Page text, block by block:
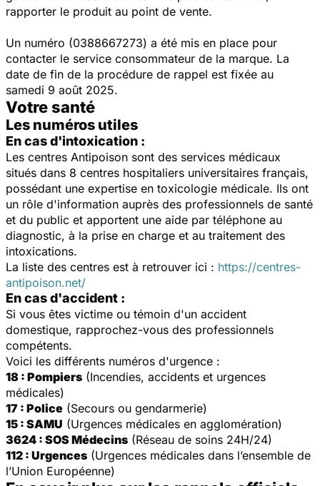
rapporter le produit au point de vente.
Un numéro (0388667273) a été mis en place pour
contacter le service consommateur de la marque. La
date de fin de la procédure de rappel est fixée au
samedi 9 août 2025.
Votre santé
Les numéros utiles
En cas d'intoxication :
Les centres Antipoison sont des services médicaux
situés dans 8 centres hospitaliers universitaires français,
possédant une expertise en toxicologie médicale. Ils ont
un rôle d'information auprès des professionnels de santé
et du public et apportent une aide par téléphone au
diagnostic, à la prise en charge et au traitement des
intoxications.
La liste des centres est à retrouver ici : https://centres-
antipoison.net/
En cas d'accident :
Si vous êtes victime ou témoin d'un accident
domestique, rapprochez-vous des professionnels
compétents.
Voici les différents numéros d'urgence :
18 : Pompiers (Incendies, accidents et urgences
médicales)
17 : Police (Secours ou gendarmerie)
15 : SAMU (Urgences médicales en agglomération)
3624 : SOS Médecins (Réseau de soins 24H/24)
112 : Urgences (Urgences médicales dans l’ensemble de
l’Union Européenne)